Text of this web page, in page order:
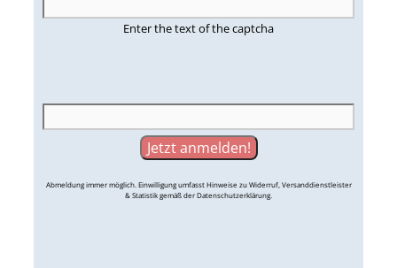
Enter the text of the captcha
Abmeldung immer möglich. Einwilligung umfasst Hinweise zu Widerruf, Versanddienstleister
& Statistik gemäß der Datenschutzerklärung.